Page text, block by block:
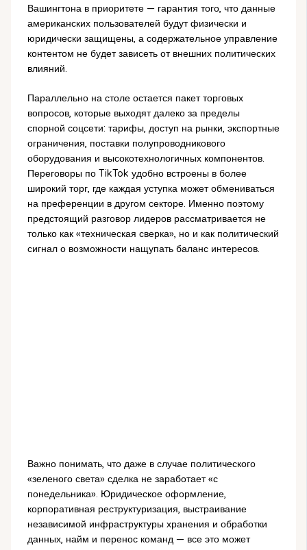
Вашингтона в приоритете — гарантия того, что данные
американских пользователей будут физически и
юридически защищены, а содержательное управление
контентом не будет зависеть от внешних политических
влияний.
Параллельно на столе остается пакет торговых
вопросов, которые выходят далеко за пределы
спорной соцсети: тарифы, доступ на рынки, экспортные
ограничения, поставки полупроводникового
оборудования и высокотехнологичных компонентов.
Переговоры по TikTok удобно встроены в более
широкий торг, где каждая уступка может обмениваться
на преференции в другом секторе. Именно поэтому
предстоящий разговор лидеров рассматривается не
только как «техническая сверка», но и как политический
сигнал о возможности нащупать баланс интересов.
Важно понимать, что даже в случае политического
«зеленого света» сделка не заработает «с
понедельника». Юридическое оформление,
корпоративная реструктуризация, выстраивание
независимой инфраструктуры хранения и обработки
данных, найм и перенос команд — все это может